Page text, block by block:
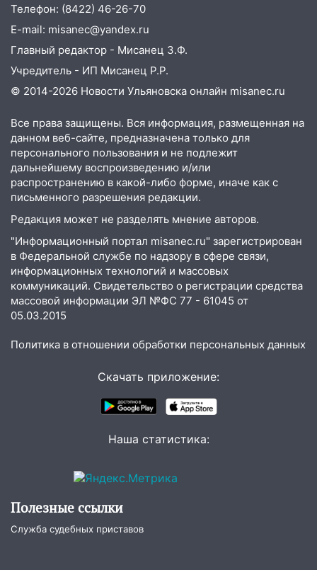
18:00
Мотофристайл, рок и силовой
экстрим: в Ульяновске пройдет
большой фестиваль «Наше время»
17:30 Где есть бензин в Ульяновске 5
августа после рабочего дня: список АЗС
17:05
«Обыск» по видеосвязи: в
Ульяновске задержали 19-летнюю
сообщницу мошенников
16:12 Едва не перерезал горло: в
Вешкайме посиделки с судимым
знакомым закончились для женщины
больницей
16:06 18-летняя девушка без прав
перевернулась на мопеде и попала в
больницу
15:59
Ульяновец отдал более 14
миллионов рублей за криминальное
летнего мопедиста
В Ульяновске после тройного ДТП
госпитализировали 25-летнего байкера
На Ульяновскую область
Пешеход переходил по «зебре»:
подробности серьезной аварии на
Фруктовой
Телефон: (8422) 46-26-70
E-mail: misanec@yandex.ru
Главный редактор - Мисанец З.Ф.
Учредитель - ИП Мисанец Р.Р.
© 2014-2026 Новости Ульяновска онлайн misanec.ru
Все права защищены. Вся информация, размещенная на
данном веб-сайте, предназначена только для
персонального пользования и не подлежит
дальнейшему воспроизведению и/или
распространению в какой-либо форме, иначе как с
письменного разрешения редакции.
Редакция может не разделять мнение авторов.
"Информационный портал misanec.ru" зарегистрирован
в Федеральной службе по надзору в сфере связи,
информационных технологий и массовых
коммуникаций. Свидетельство о регистрации средства
массовой информации ЭЛ №ФС 77 - 61045 от
05.03.2015
Политика в отношении обработки персональных данных
Скачать приложение:
Наша статистика:
Полезные ссылки
Служба судебных приставов